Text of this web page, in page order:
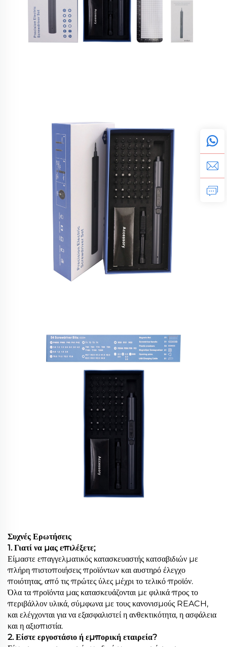
Συχνές Ερωτήσεις
1. Γιατί να μας επιλέξετε;
Είμαστε επαγγελματικός κατασκευαστής κατσαβιδιών με
πλήρη πιστοποιήσεις προϊόντων και αυστηρό έλεγχο
ποιότητας, από τις πρώτες ύλες μέχρι το τελικό προϊόν.
Όλα τα προϊόντα μας κατασκευάζονται με φιλικά προς το
περιβάλλον υλικά, σύμφωνα με τους κανονισμούς REACH,
και ελέγχονται για να εξασφαλιστεί η ανθεκτικότητα, η ασφάλεια
και η αξιοπιστία.
2. Είστε εργοστάσιο ή εμπορική εταιρεία?